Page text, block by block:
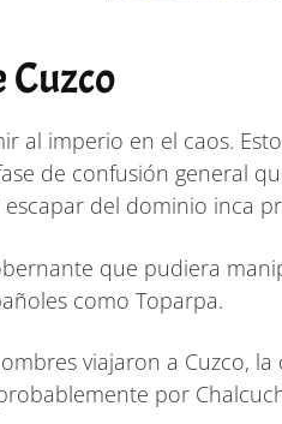
al imperio en el caos.
de confusión general
del dominio inca
que pudiera
como Toparpa.
viajaron a Cuzco,
por